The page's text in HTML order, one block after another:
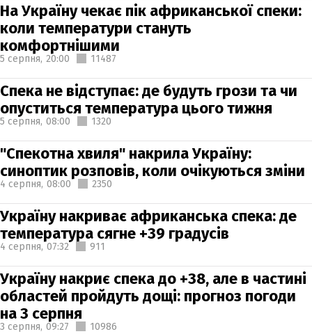
На Україну чекає пік африканської спеки:
коли температури стануть
комфортнішими
5 серпня, 20:00 11487
Спека не відступає: де будуть грози та чи
опуститься температура цього тижня
5 серпня, 08:00 1320
"Спекотна хвиля" накрила Україну:
синоптик розповів, коли очікуються зміни
4 серпня, 08:00 2350
Україну накриває африканська спека: де
температура сягне +39 градусів
4 серпня, 07:32 911
Україну накриє спека до +38, але в частині
областей пройдуть дощі: прогноз погоди
на 3 серпня
3 серпня, 09:27 10986